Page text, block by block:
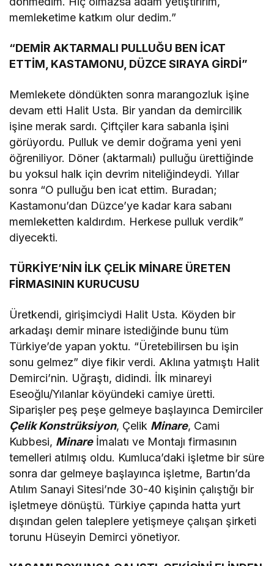
memleketime katkım olur dedim.”
“DEMİR AKTARMALI PULLUĞU BEN İCAT
ETTİM, KASTAMONU, DÜZCE SIRAYA GİRDİ”
Memlekete döndükten sonra marangozluk işine
devam etti Halit Usta. Bir yandan da demircilik
işine merak sardı. Çiftçiler kara sabanla işini
görüyordu. Pulluk ve demir doğrama yeni yeni
öğreniliyor. Döner (aktarmalı) pulluğu ürettiğinde
bu yoksul halk için devrim niteliğindeydi. Yıllar
sonra “O pulluğu ben icat ettim. Buradan;
Kastamonu’dan Düzce’ye kadar kara sabanı
memleketten kaldırdım. Herkese pulluk verdik”
diyecekti.
TÜRKİYE’NİN İLK ÇELİK MİNARE ÜRETEN
FİRMASININ KURUCUSU
Üretkendi, girişimciydi Halit Usta. Köyden bir
arkadaşı demir minare istediğinde bunu tüm
Türkiye’de yapan yoktu. “Üretebilirsen bu işin
sonu gelmez” diye fikir verdi. Aklına yatmıştı Halit
Demirci’nin. Uğraştı, didindi. İlk minareyi
Eseoğlu/Yılanlar köyündeki camiye üretti.
Siparişler peş peşe gelmeye başlayınca Demirciler
Çelik Konstrüksiyon, Çelik Minare, Cami
Kubbesi, Minareİmalatı ve Montajı firmasının
temelleri atılmış oldu. Kumluca’daki işletme bir süre
sonra dar gelmeye başlayınca işletme, Bartın’da
Atılım Sanayi Sitesi’nde 30-40 kişinin çalıştığı bir
işletmeye dönüştü. Türkiye çapında hatta yurt
dışından gelen taleplere yetişmeye çalışan şirketi
torunu Hüseyin Demirci yönetiyor.